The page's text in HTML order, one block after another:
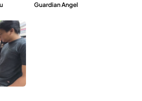
Guardian Angel